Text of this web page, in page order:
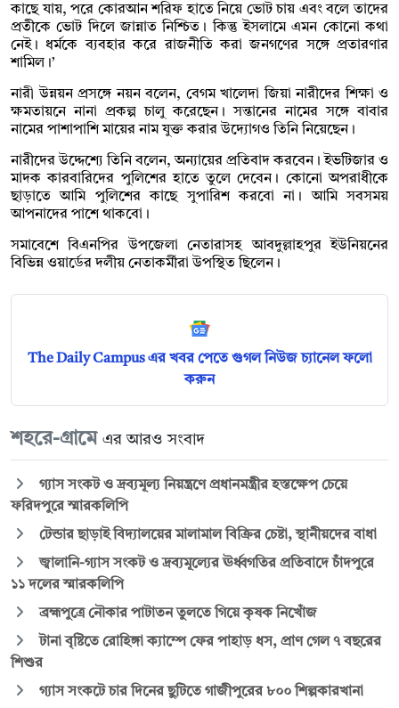
কাছে যায়, পরে কোরআন শরিফ হাতে নিয়ে ভোট চায় এবং বলে তাদের
প্রতীকে ভোট দিলে জান্নাত নিশ্চিত। কিন্তু ইসলামে এমন কোনো কথা
নেই। ধর্মকে ব্যবহার করে রাজনীতি করা জনগণের সঙ্গে প্রতারণার
শামিল।’
নারী উন্নয়ন প্রসঙ্গে নয়ন বলেন, বেগম খালেদা জিয়া নারীদের শিক্ষা ও
ক্ষমতায়নে নানা প্রকল্প চালু করেছেন। সন্তানের নামের সঙ্গে বাবার
নামের পাশাপাশি মায়ের নাম যুক্ত করার উদ্যোগও তিনি নিয়েছেন।
নারীদের উদ্দেশ্যে তিনি বলেন, অন্যায়ের প্রতিবাদ করবেন। ইভটিজার ও
মাদক কারবারিদের পুলিশের হাতে তুলে দেবেন। কোনো অপরাধীকে
ছাড়াতে আমি পুলিশের কাছে সুপারিশ করবো না। আমি সবসময়
আপনাদের পাশে থাকবো।
সমাবেশে বিএনপির উপজেলা নেতারাসহ আবদুল্লাহপুর ইউনিয়নের
বিভিন্ন ওয়ার্ডের দলীয় নেতাকর্মীরা উপস্থিত ছিলেন।
The Daily Campus এর খবর পেতে গুগল নিউজ চ্যানেল ফলো
করুন
শহরে-গ্রামে এর আরও সংবাদ
গ্যাস সংকট ও দ্রব্যমূল্য নিয়ন্ত্রণে প্রধানমন্ত্রীর হস্তক্ষেপ চেয়ে
ফরিদপুরে স্মারকলিপি
টেন্ডার ছাড়াই বিদ্যালয়ের মালামাল বিক্রির চেষ্টা, স্থানীয়দের বাধা
জ্বালানি-গ্যাস সংকট ও দ্রব্যমূল্যের ঊর্ধ্বগতির প্রতিবাদে চাঁদপুরে
১১ দলের স্মারকলিপি
ব্রহ্মপুত্রে নৌকার পাটাতন তুলতে গিয়ে কৃষক নিখোঁজ
টানা বৃষ্টিতে রোহিঙ্গা ক্যাম্পে ফের পাহাড় ধস, প্রাণ গেল ৭ বছরের
শিশুর
গ্যাস সংকটে চার দিনের ছুটিতে গাজীপুরের ৮০০ শিল্পকারখানা